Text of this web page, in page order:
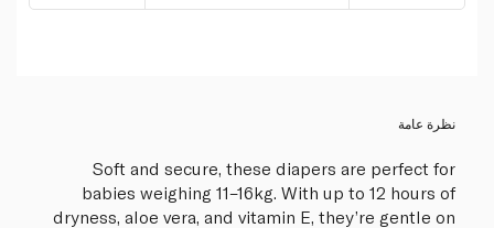
نظرة عامة
Soft and secure, these diapers are perfect for
babies weighing 11–16kg. With up to 12 hours of
dryness, aloe vera, and vitamin E, they’re gentle on